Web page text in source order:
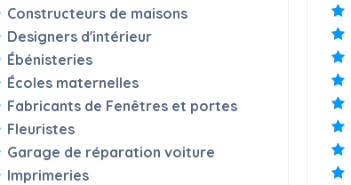
Constructeurs de maisons
Designers d'intérieur
Ébénisteries
Écoles maternelles
Fabricants de Fenêtres et portes
Fleuristes
Garage de réparation voiture
Imprimeries